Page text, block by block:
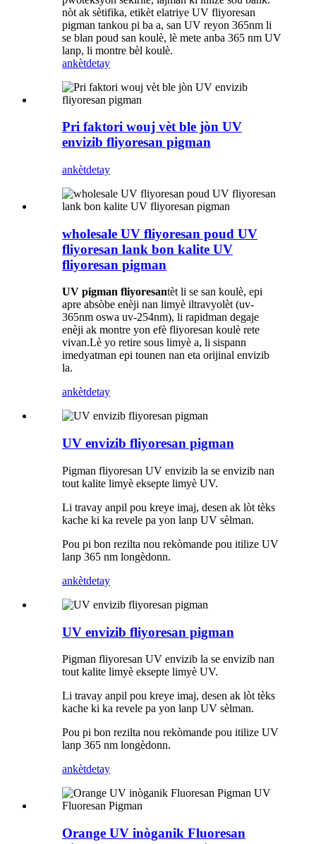
nòt ak sètifika, etikèt elatriye UV fliyoresan
pigman tankou pi ba a, san UV reyon 365nm li
se blan poud san koulè, lè mete anba 365 nm UV
lanp, li montre bèl koulè.
ankètdetay
Pri faktori wouj vèt ble jòn UV
envizib fliyoresan pigman
ankètdetay
wholesale UV fliyoresan poud UV
fliyoresan lank bon kalite UV
fliyoresan pigman
UV pigman fliyoresantèt li se san koulè, epi
apre absòbe enèji nan limyè iltravyolèt (uv-
365nm oswa uv-254nm), li rapidman degaje
enèji ak montre yon efè fliyoresan koulè rete
vivan.Lè yo retire sous limyè a, li sispann
imedyatman epi tounen nan eta orijinal envizib
la.
ankètdetay
UV envizib fliyoresan pigman
Pigman fliyoresan UV envizib la se envizib nan
tout kalite limyè eksepte limyè UV.
Li travay anpil pou kreye imaj, desen ak lòt tèks
kache ki ka revele pa yon lanp UV sèlman.
Pou pi bon rezilta nou rekòmande pou itilize UV ​​
lanp 365 nm longèdonn.
ankètdetay
UV envizib fliyoresan pigman
Pigman fliyoresan UV envizib la se envizib nan
tout kalite limyè eksepte limyè UV.
Li travay anpil pou kreye imaj, desen ak lòt tèks
kache ki ka revele pa yon lanp UV sèlman.
Pou pi bon rezilta nou rekòmande pou itilize UV ​​
lanp 365 nm longèdonn.
ankètdetay
Orange UV inòganik Fluoresan